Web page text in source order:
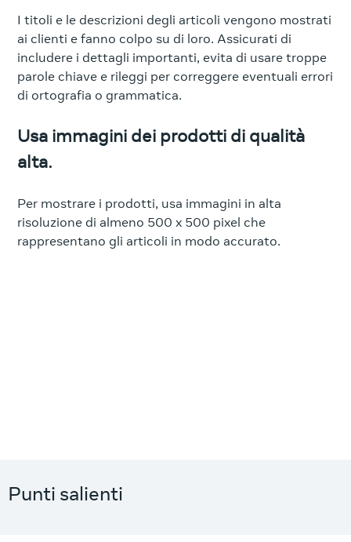
I titoli e le descrizioni degli articoli vengono mostrati
ai clienti e fanno colpo su di loro. Assicurati di
includere i dettagli importanti, evita di usare troppe
parole chiave e rileggi per correggere eventuali errori
di ortografia o grammatica.
Usa immagini dei prodotti di qualità
alta.
Per mostrare i prodotti, usa immagini in alta
risoluzione di almeno 500 x 500 pixel che
rappresentano gli articoli in modo accurato.
Punti salienti